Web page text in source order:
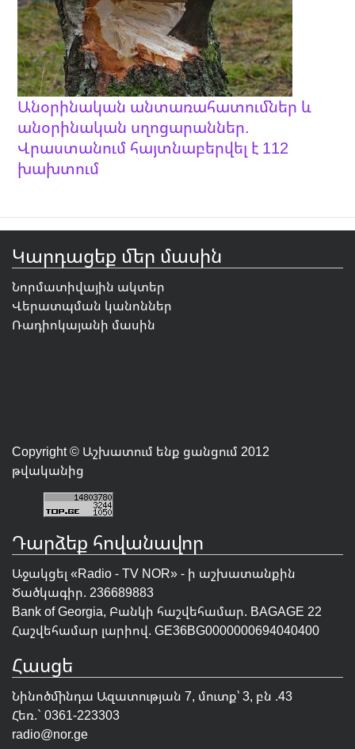
Անօրինական անտառահատումներ և
անօրինական սղոցարաններ.
Վրաստանում հայտնաբերվել է 112
խախտում
Կարդացեք մեր մասին
Նորմատիվային ակտեր
Վերատպման կանոններ
Ռադիոկայանի մասին
Copyright © Աշխատում ենք ցանցում 2012
թվականից
Դարձեք հովանավոր
Աջակցել «Radio - TV NOR» - ի աշխատանքին
Ծածկագիր. 236689883
Bank of Georgia, Բանկի հաշվեհամար. BAGAGE 22
Հաշվեհամար լարիով. GE36BG0000000694040400
Հասցե
Նինոծմինդա Ազատության 7, մուտք՝ 3, բն .43
Հեռ.` 0361-223303
radio@nor.ge